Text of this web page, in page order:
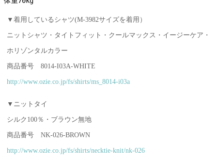
▼着用しているシャツ(M-3982サイズを着用）
ニットシャツ・タイトフィット・クールマックス・イージーケア・
ホリゾンタルカラー
商品番号 8014-I03A-WHITE
http://www.ozie.co.jp/fs/shirts/ms_8014-i03a
▼ニットタイ
シルク100％・ブラウン無地
商品番号 NK-026-BROWN
http://www.ozie.co.jp/fs/shirts/necktie-knit/nk-026